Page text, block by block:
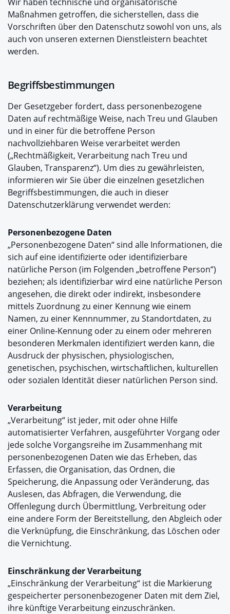
Maßnahmen getroffen, die sicherstellen, dass die
Vorschriften über den Datenschutz sowohl von uns, als
auch von unseren externen Dienstleistern beachtet
werden.
Begriffsbestimmungen
Der Gesetzgeber fordert, dass personenbezogene
Daten auf rechtmäßige Weise, nach Treu und Glauben
und in einer für die betroffene Person
nachvollziehbaren Weise verarbeitet werden
(„Rechtmäßigkeit, Verarbeitung nach Treu und
Glauben, Transparenz“). Um dies zu gewährleisten,
informieren wir Sie über die einzelnen gesetzlichen
Begriffsbestimmungen, die auch in dieser
Datenschutzerklärung verwendet werden:
Personenbezogene Daten
„Personenbezogene Daten“ sind alle Informationen, die
sich auf eine identifizierte oder identifizierbare
natürliche Person (im Folgenden „betroffene Person“)
beziehen; als identifizierbar wird eine natürliche Person
angesehen, die direkt oder indirekt, insbesondere
mittels Zuordnung zu einer Kennung wie einem
Namen, zu einer Kennnummer, zu Standortdaten, zu
einer Online-Kennung oder zu einem oder mehreren
besonderen Merkmalen identifiziert werden kann, die
Ausdruck der physischen, physiologischen,
genetischen, psychischen, wirtschaftlichen, kulturellen
oder sozialen Identität dieser natürlichen Person sind.
Verarbeitung
„Verarbeitung“ ist jeder, mit oder ohne Hilfe
automatisierter Verfahren, ausgeführter Vorgang oder
jede solche Vorgangsreihe im Zusammenhang mit
personenbezogenen Daten wie das Erheben, das
Erfassen, die Organisation, das Ordnen, die
Speicherung, die Anpassung oder Veränderung, das
Auslesen, das Abfragen, die Verwendung, die
Offenlegung durch Übermittlung, Verbreitung oder
eine andere Form der Bereitstellung, den Abgleich oder
die Verknüpfung, die Einschränkung, das Löschen oder
die Vernichtung.
Einschränkung der Verarbeitung
„Einschränkung der Verarbeitung“ ist die Markierung
gespeicherter personenbezogener Daten mit dem Ziel,
ihre künftige Verarbeitung einzuschränken.